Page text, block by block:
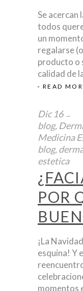
Se acercan
todos
un
regalarse
producto o
calidad de
READ
Dic 16
blog,
Medicina
blog,
estetica
POR
¡La
esquina! Y
momentos